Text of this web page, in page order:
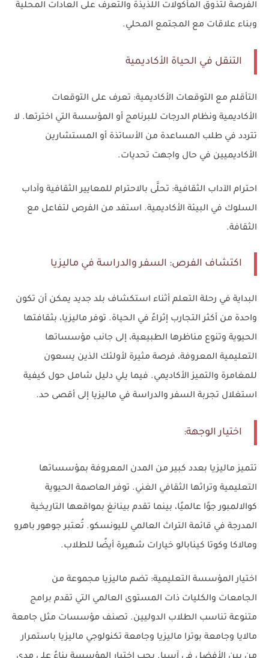
الفرصة لتذوق المأكولات اللذيذة والتعرف على العادات المحلية
وبناء علاقات مع المجتمع المحلي.
التنقل في الحياة الأكاديمية
التأقلم مع التوقعات الأكاديمية: تعرف على التوقعات
الأكاديمية ونظام الدرجات للبرنامج أو المؤسسة التي اخترتها. لا
تتردد في طلب المساعدة من الأساتذة أو المستشارين
الأكاديميين في حال واجهت تحديات.
احترام الآداب الثقافية: تحلَّى بالاحترام للمعايير الثقافية وآداب
السلوك في البيئة الأكاديمية. استفد من الفرص لتفاعل مع
الثقافة.
اكتشاف الفرص: السفر والدراسة في ماليزيا
البداية في رحلة التعلم أثناء استكشاف بلد جديد يمكن أن تكون
واحدة من أكثر التجارب إثراءً في الحياة. توفر ماليزيا، بثقافتها
الحيوية وتنوع مناظرها الطبيعية، إلى جانب مؤسساتها
التعليمية المعروفة، فرصة مثيرة لأولئك الذين يسعون
للمغامرة والتميز الأكاديمي. فيما يلي دليل شامل حول كيفية
استغلال تجربة السفر والدراسة في ماليزيا إلى أقصى حد.
اختيار الوجهة:
تتميز ماليزيا بعدد كبير من المدن المعروفة بمؤسساتها
التعليمية وتراثها الثقافي الغني. توفر العاصمة الحيوية
كوالالمبور جوًا عالميًا، بينما تقدم بينانغ بمواقعها التاريخية
المدرجة في قائمة التراث العالمي لليونسكو. تُعتبر جوهور باهرو
ومالاكا وكوتا كينابالو خيارات شهيرة أيضًا للطلاب.
اختيار المؤسسة التعليمية: تضم ماليزيا مجموعة من
الجامعات والكليات ذات المستوى العالمي التي تقدم برامج
متنوعة تناسب الطلاب الدوليين. تصنف مؤسسات مثل جامعة
مالايا وجامعة بوترا ماليزيا وجامعة تكنولوجي ماليزيا باستمرار